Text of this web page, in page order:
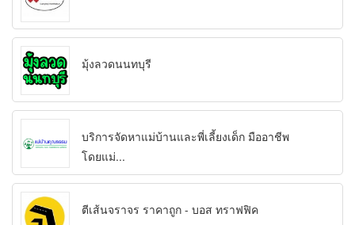
มุ้งลวดนนทบุรี
บริการจัดหาแม่บ้านและพี่เลี้ยงเด็ก มืออาชีพ
โดยแม่...
ตีเส้นจราจร ราคาถูก - บอส ทราฟฟิค